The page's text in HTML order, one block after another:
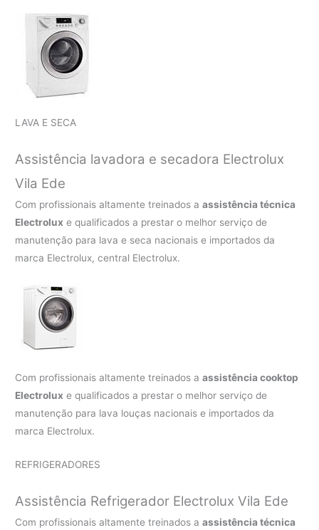
LAVA E SECA
Assistência lavadora e secadora Electrolux
Vila Ede
Com profissionais altamente treinados aassistência técnica
Electrolux e qualificados a prestar o melhor serviço de
manutenção para lava e seca nacionais e importados da
marca Electrolux, central Electrolux.
Com profissionais altamente treinados aassistência cooktop
Electrolux e qualificados a prestar o melhor serviço de
manutenção para lava louças nacionais e importados da
marca Electrolux.
REFRIGERADORES
Assistência Refrigerador Electrolux Vila Ede
Com profissionais altamente treinados aassistência técnica